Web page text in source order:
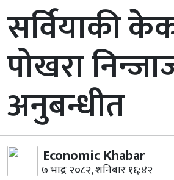
सर्वियाकी
पोखरा
अनुबन्धीत
Economic Khabar
७ भाद्र २०८२, शनिबार १६:४२